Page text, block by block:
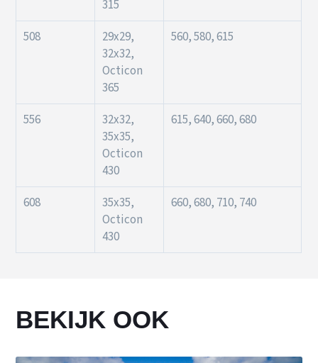
315
508
29x29,
32x32,
Octicon
365
560, 580, 615
556
32x32,
35x35,
Octicon
430
615, 640, 660, 680
608
35x35,
Octicon
430
660, 680, 710, 740
BEKIJK OOK